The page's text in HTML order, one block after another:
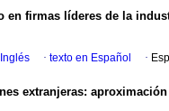
en firmas líderes de la
Inglés · texto en Español ·
extranjeras: